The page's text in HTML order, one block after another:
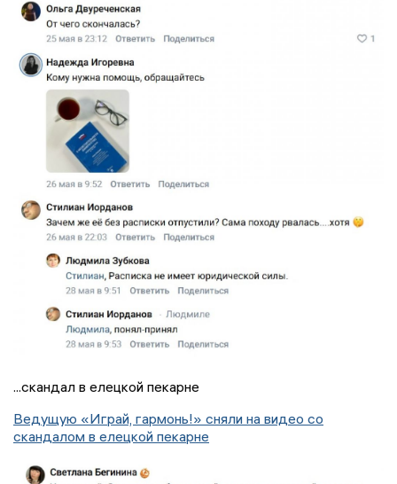
...скандал в елецкой пекарне
Ведущую «Играй, гармонь!» сняли на видео со
скандалом в елецкой пекарне